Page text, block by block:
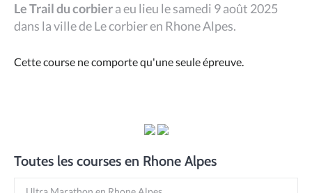
Le Trail du corbiera eu lieu le samedi 9 août 2025
dans la ville de Le corbier en Rhone Alpes.
Cette course ne comporte qu'une seule épreuve.
Toutes les courses en Rhone Alpes